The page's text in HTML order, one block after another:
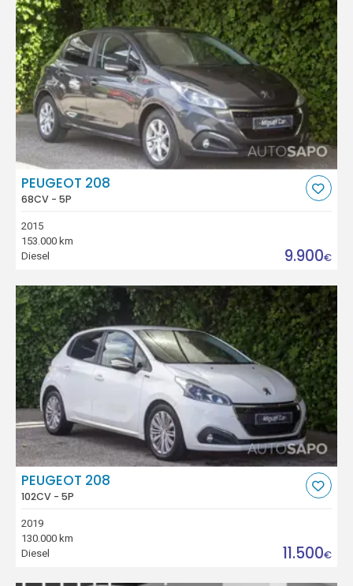
PEUGEOT 208
68CV - 5P
2015
153.000 km
Diesel
9.900€
PEUGEOT 208
102CV - 5P
2019
130.000 km
Diesel
11.500€